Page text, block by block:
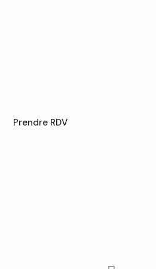
Prendre RDV